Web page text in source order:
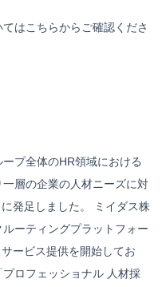
はこちらからご確認くださ
プ全体のHR領域における
層の企業の人材ニーズに対
発足しました。 ミイダス株
ーティングプラットフォー
ービス提供を開始してお
ロフェッショナル 人材採